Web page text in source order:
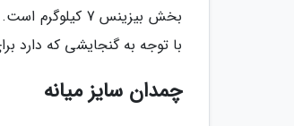
بخش بیزینس 7
با توجه به گنجایشی که دارد
چمدان سایز میانه